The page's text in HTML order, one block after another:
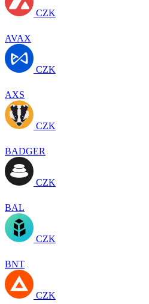
CZK
AVAX
CZK
AXS
CZK
BADGER
CZK
BAL
CZK
BNT
CZK